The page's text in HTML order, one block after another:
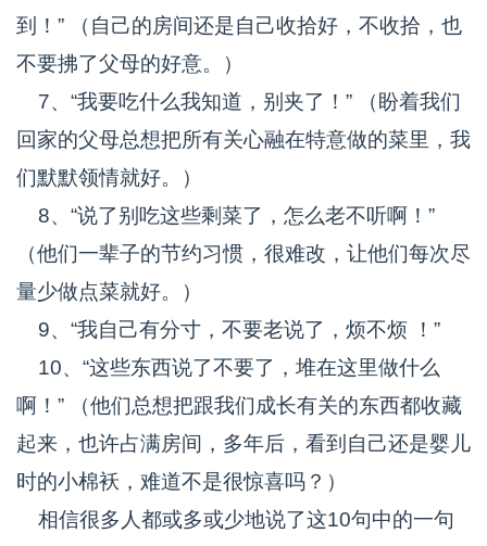
到！” （自己的房间还是自己收拾好，不收拾，也
不要拂了父母的好意。）
7、“我要吃什么我知道，别夹了！” （盼着我们
回家的父母总想把所有关心融在特意做的菜里，我
们默默领情就好。）
8、“说了别吃这些剩菜了，怎么老不听啊！”
（他们一辈子的节约习惯，很难改，让他们每次尽
量少做点菜就好。）
9、“我自己有分寸，不要老说了，烦不烦 ！”
10、“这些东西说了不要了，堆在这里做什么
啊！” （他们总想把跟我们成长有关的东西都收藏
起来，也许占满房间，多年后，看到自己还是婴儿
时的小棉袄，难道不是很惊喜吗？）
相信很多人都或多或少地说了这10句中的一句